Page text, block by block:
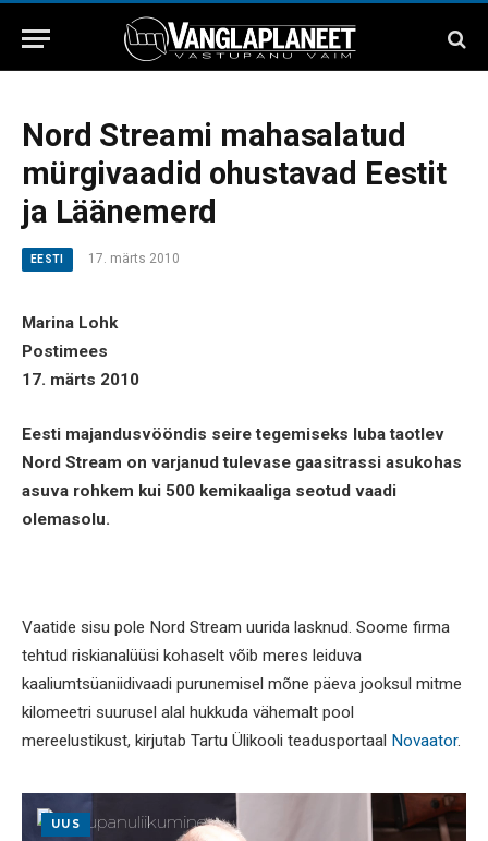
Nord Streami mahasalatud
mürgivaadid ohustavad Eestit
ja Läänemerd
EESTI 17. märts 2010
Marina Lohk
Postimees
17. märts 2010
Eesti majandusvööndis seire tegemiseks luba taotlev
Nord Stream on varjanud tulevase gaasitrassi asukohas
asuva rohkem kui 500 kemikaaliga seotud vaadi
olemasolu.
Vaatide sisu pole Nord Stream uurida lasknud. Soome firma
tehtud riskianalüüsi kohaselt võib meres leiduva
kaaliumtsüaniidivaadi purunemisel mõne päeva jooksul mitme
kilomeetri suurusel alal hukkuda vähemalt pool
mereelustikust, kirjutab Tartu Ülikooli teadusportaal Novaator.
UUS